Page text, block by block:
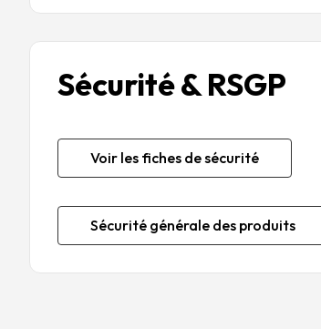
Sécurité & RSGP
Voir les fiches de sécurité
Sécurité générale des produits